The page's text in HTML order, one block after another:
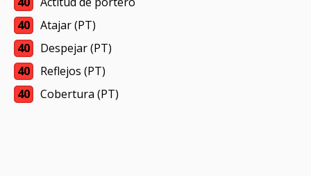
40
Atajar (PT)
40
Despejar (PT)
40
Reflejos (PT)
40
Cobertura (PT)